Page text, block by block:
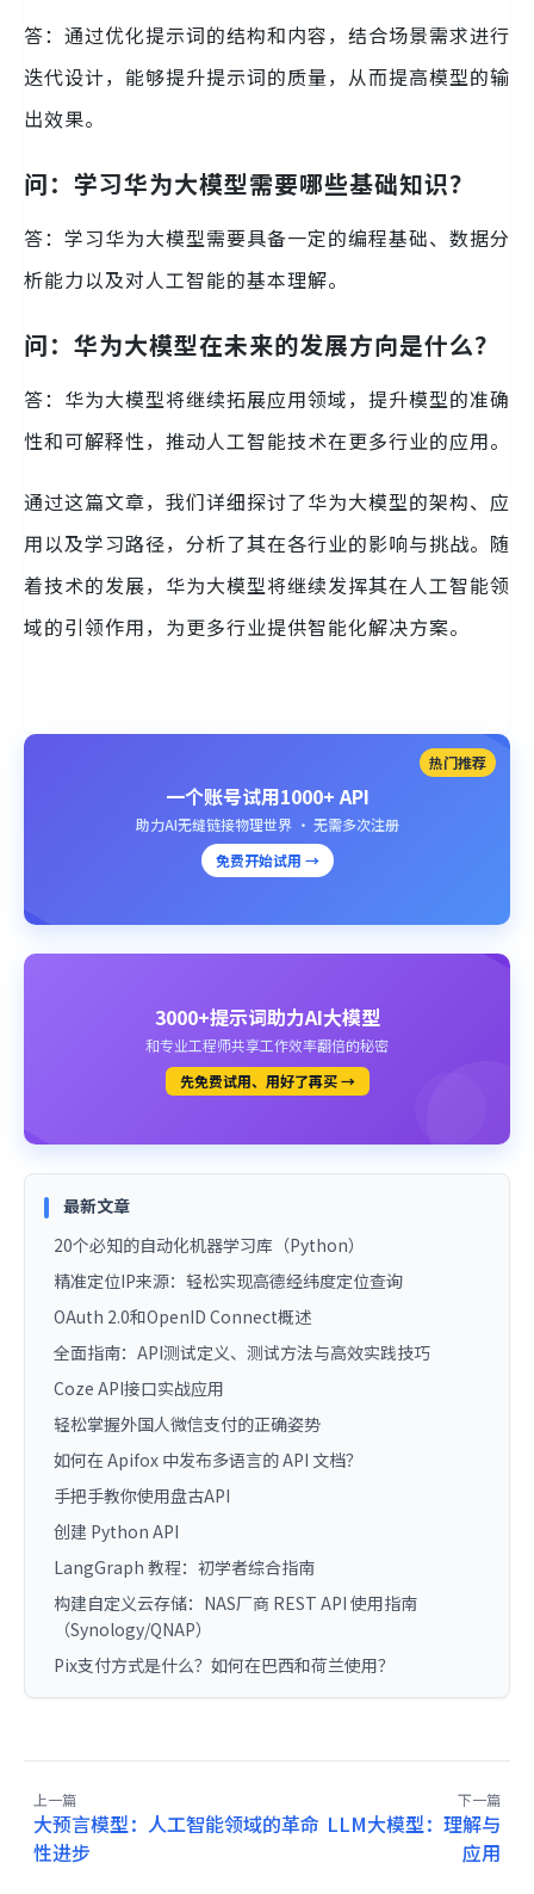
答：通过优化提示词的结构和内容，结合场景需求进行
迭代设计，能够提升提示词的质量，从而提高模型的输
出效果。
问：学习华为大模型需要哪些基础知识？
答：学习华为大模型需要具备一定的编程基础、数据分
析能力以及对人工智能的基本理解。
问：华为大模型在未来的发展方向是什么？
答：华为大模型将继续拓展应用领域，提升模型的准确
性和可解释性，推动人工智能技术在更多行业的应用。
通过这篇文章，我们详细探讨了华为大模型的架构、应
用以及学习路径，分析了其在各行业的影响与挑战。随
着技术的发展，华为大模型将继续发挥其在人工智能领
域的引领作用，为更多行业提供智能化解决方案。
热门推荐
一个账号试用1000+ API
助力AI无缝链接物理世界 · 无需多次注册
免费开始试用 →
3000+提示词助力AI大模型
和专业工程师共享工作效率翻倍的秘密
先免费试用、用好了再买 →
最新文章
20个必知的自动化机器学习库（Python）
精准定位IP来源：轻松实现高德经纬度定位查询
OAuth 2.0和OpenID Connect概述
全面指南：API测试定义、测试方法与高效实践技巧
Coze API接口实战应用
轻松掌握外国人微信支付的正确姿势
如何在 Apifox 中发布多语言的 API 文档？
手把手教你使用盘古API
创建 Python API
LangGraph 教程：初学者综合指南
构建自定义云存储：NAS厂商 REST API 使用指南
（Synology/QNAP）
Pix支付方式是什么？如何在巴西和荷兰使用？
上一篇
大预言模型：人工智能领域的革命
性进步
下一篇
LLM大模型：理解与
应用